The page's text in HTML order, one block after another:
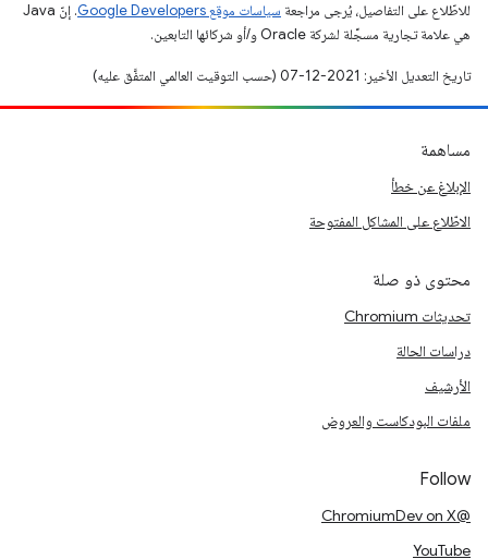
للاطّلاع على التفاصيل، يُرجى مراجعة سياسات موقع Google Developers‏
. إنّ Java
هي علامة تجارية مسجَّلة لشركة Oracle و/أو شركائها التابعين.
تاريخ التعديل الأخير: 2021-12-07 (حسب التوقيت العالمي المتفَّق عليه)
مساهمة
الإبلاغ عن خطأ
الاطّلاع على المشاكل المفتوحة
محتوى ذو صلة
تحديثات Chromium
دراسات الحالة
الأرشيف
ملفات البودكاست والعروض
Follow
@ChromiumDev on X
YouTube